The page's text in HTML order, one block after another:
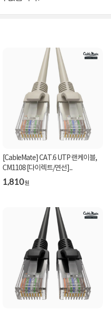
[CableMate] CAT.6 UTP 랜케이블,
CM1108 [다이렉트/연선]...
1,810원